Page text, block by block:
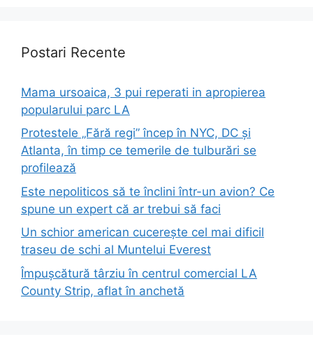
Postari Recente
Mama ursoaica, 3 pui reperati in apropierea
popularului parc LA
Protestele „Fără regi” încep în NYC, DC și
Atlanta, în timp ce temerile de tulburări se
profilează
Este nepoliticos să te înclini într-un avion? Ce
spune un expert că ar trebui să faci
Un schior american cucerește cel mai dificil
traseu de schi al Muntelui Everest
Împușcătură târziu în centrul comercial LA
County Strip, aflat în anchetă